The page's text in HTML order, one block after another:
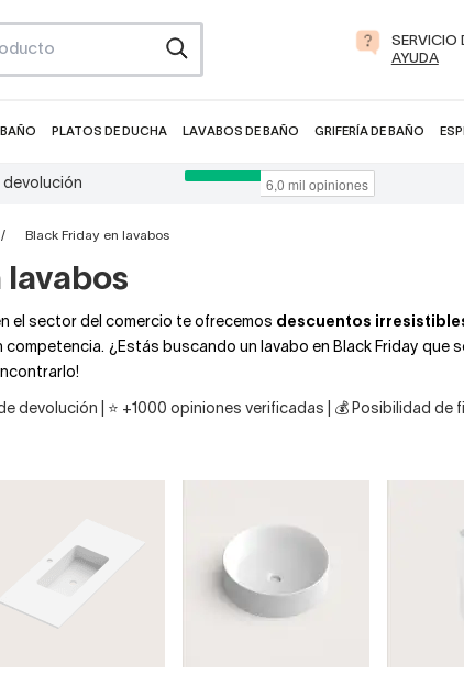
SERVICIO
AYUDA
PLATOS DE DUCHA LAVABOS DE BAÑO GRIFERÍA DE BAÑO
devolución
Black Friday en lavabos
lavabos
el sector del comercio te ofrecemos descuentos
competencia. ¿Estás buscando un lavabo en Black Friday que
devolución | ⭐ +1000 opiniones verificadas | 💰 Posibilidad de